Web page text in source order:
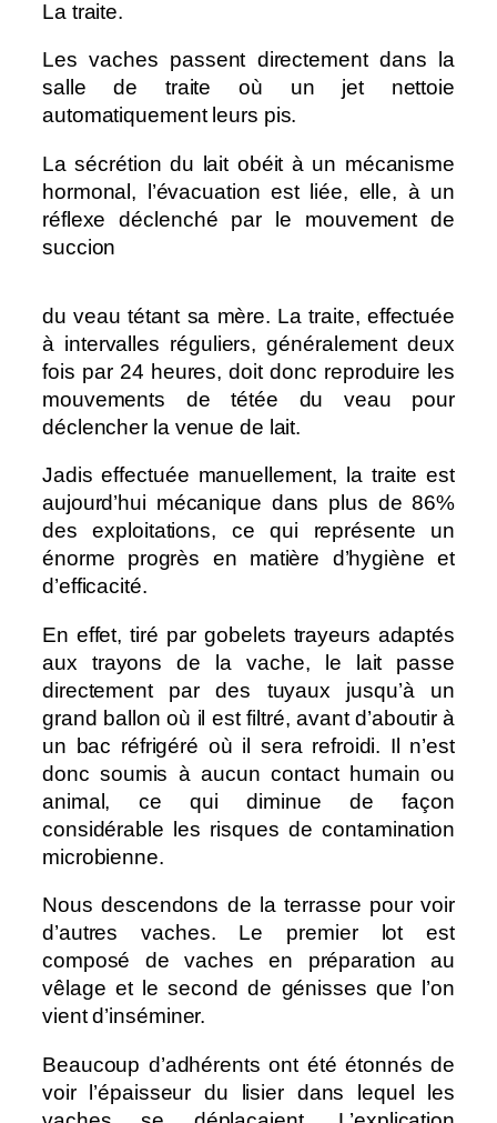
La traite.
Les vaches passent directement dans la
salle de traite où un jet nettoie
automatiquement leurs pis.
La sécrétion du lait obéit à un mécanisme
hormonal, l’évacuation est liée, elle, à un
réflexe déclenché par le mouvement de
succion
du veau tétant sa mère. La traite, effectuée
à intervalles réguliers, généralement deux
fois par 24 heures, doit donc reproduire les
mouvements de tétée du veau pour
déclencher la venue de lait.
Jadis effectuée manuellement, la traite est
aujourd’hui mécanique dans plus de 86%
des exploitations, ce qui représente un
énorme progrès en matière d’hygiène et
d’efficacité.
En effet, tiré par gobelets trayeurs adaptés
aux trayons de la vache, le lait passe
directement par des tuyaux jusqu’à un
grand ballon où il est filtré, avant d’aboutir à
un bac réfrigéré où il sera refroidi. Il n’est
donc soumis à aucun contact humain ou
animal, ce qui diminue de façon
considérable les risques de contamination
microbienne.
Nous descendons de la terrasse pour voir
d’autres vaches. Le premier lot est
composé de vaches en préparation au
vêlage et le second de génisses que l’on
vient d’inséminer.
Beaucoup d’adhérents ont été étonnés de
voir l’épaisseur du lisier dans lequel les